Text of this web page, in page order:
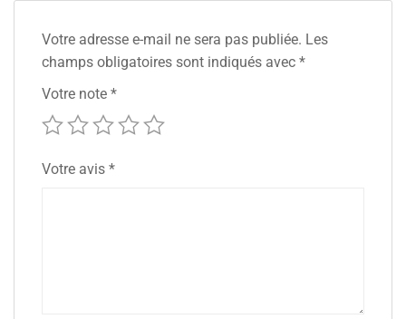
Votre adresse e-mail ne sera pas publiée. Les
champs obligatoires sont indiqués avec *
Votre note *
Votre avis *